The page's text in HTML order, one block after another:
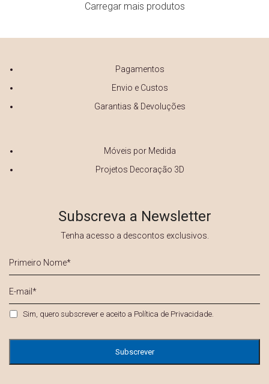
Carregar mais produtos
Pagamentos
Envio e Custos
Garantias & Devoluções
Móveis por Medida
Projetos Decoração 3D
Subscreva a Newsletter
Tenha acesso a descontos exclusivos.
Nome
*
mail
Privacidade *
Sim, quero subscrever e aceito a Política de Privacidade.